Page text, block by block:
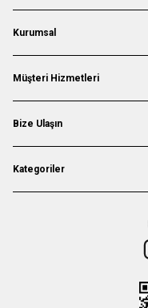
Kurumsal
Müşteri Hizmetleri
Bize Ulaşın
Kategoriler